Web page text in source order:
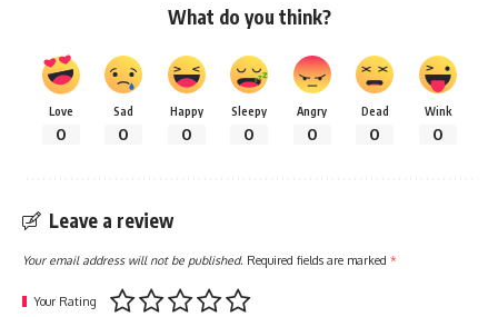
What do you think?
Love
0
Sad
0
Happy
0
Sleepy
0
Angry
0
Dead
0
Wink
0
Leave a review
Your email address will not be published. Required fields are marked *
Your Rating